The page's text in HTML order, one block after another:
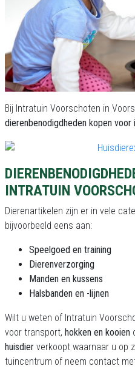
Bij Intratuin Voorschoten in
dierenbenodigdheden kopen voor
INTRATUIN
Dierenartikelen zijn er in vele
bijvoorbeeld eens aan:
Speelgoed en training
Dierenverzorging
Manden en kussens
Halsbanden en -lijnen
Wilt u weten of Intratuin
voor transport, hokken en kooien
huisdier verkoopt waarnaar u op
tuincentrum of neem contact